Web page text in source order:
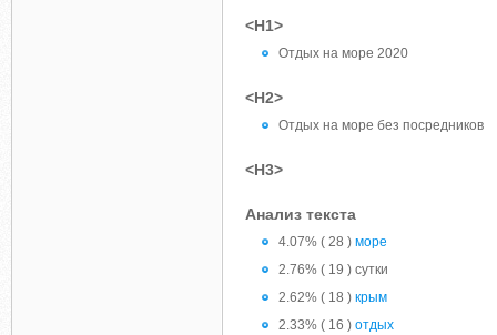
<H1>
Отдых на море 2020
<H2>
Отдых на море без посредников
<H3>
Анализ текста
4.07% ( 28 ) море
2.76% ( 19 ) сутки
2.62% ( 18 ) крым
2.33% ( 16 ) отдых